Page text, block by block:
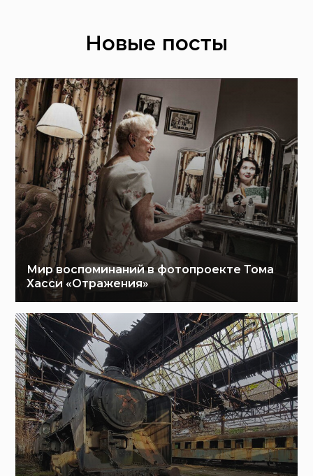
Новые посты
Мир воспоминаний в фотопроекте Тома
Хасси «Отражения»